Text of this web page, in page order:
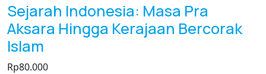
Sejarah Indonesia: Masa Pra
Aksara Hingga Kerajaan Bercorak
Islam
Rp80.000